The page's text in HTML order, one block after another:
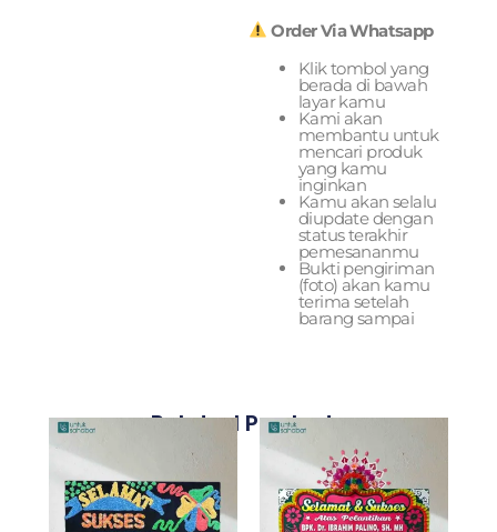
Order Via Whatsapp
Klik tombol yang
berada di bawah
layar kamu
Kami akan
membantu untuk
mencari produk
yang kamu
inginkan
Kamu akan selalu
diupdate dengan
status terakhir
pemesananmu
Bukti pengiriman
(foto) akan kamu
terima setelah
barang sampai
Related Products